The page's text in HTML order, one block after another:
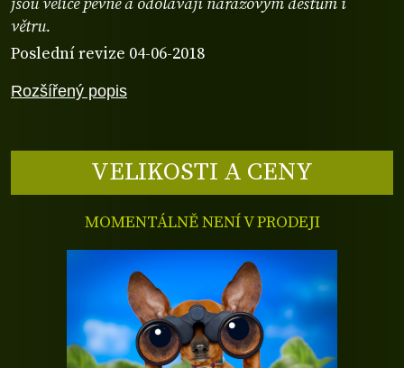
Rozšířený popis
větru.
Poslední revize 04-06-2018
VELIKOSTI A CENY
MOMENTÁLNĚ NENÍ V PRODEJI